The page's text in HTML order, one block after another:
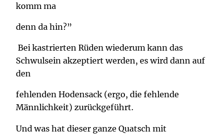
komm ma
denn da hin?”
Bei kastrierten Rüden wiederum kann das
Schwulsein akzeptiert werden, es wird dann auf
den
fehlenden Hodensack (ergo, die fehlende
Männlichkeit) zurückgeführt.
Und was hat dieser ganze Quatsch mit